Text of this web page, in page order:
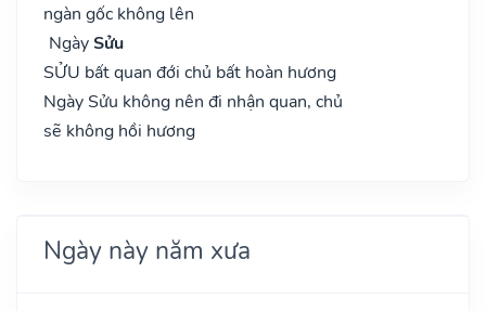
ngàn gốc không lên
NgàySửu
SỬU bất quan đới chủ bất hoàn hương
Ngày Sửu không nên đi nhận quan, chủ
sẽ không hồi hương
Ngày này năm xưa